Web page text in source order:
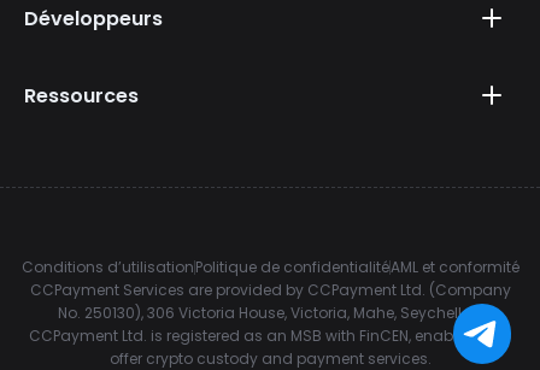
Développeurs
Ressources
Conditions d’utilisationPolitique de confidentialitéAML et conformité
CCPayment Services are provided by CCPayment Ltd. (Company
No. 250130), 306 Victoria House, Victoria, Mahe, Seychelles.
CCPayment Ltd. is registered as an MSB with FinCEN, enabling it to
offer crypto custody and payment services.